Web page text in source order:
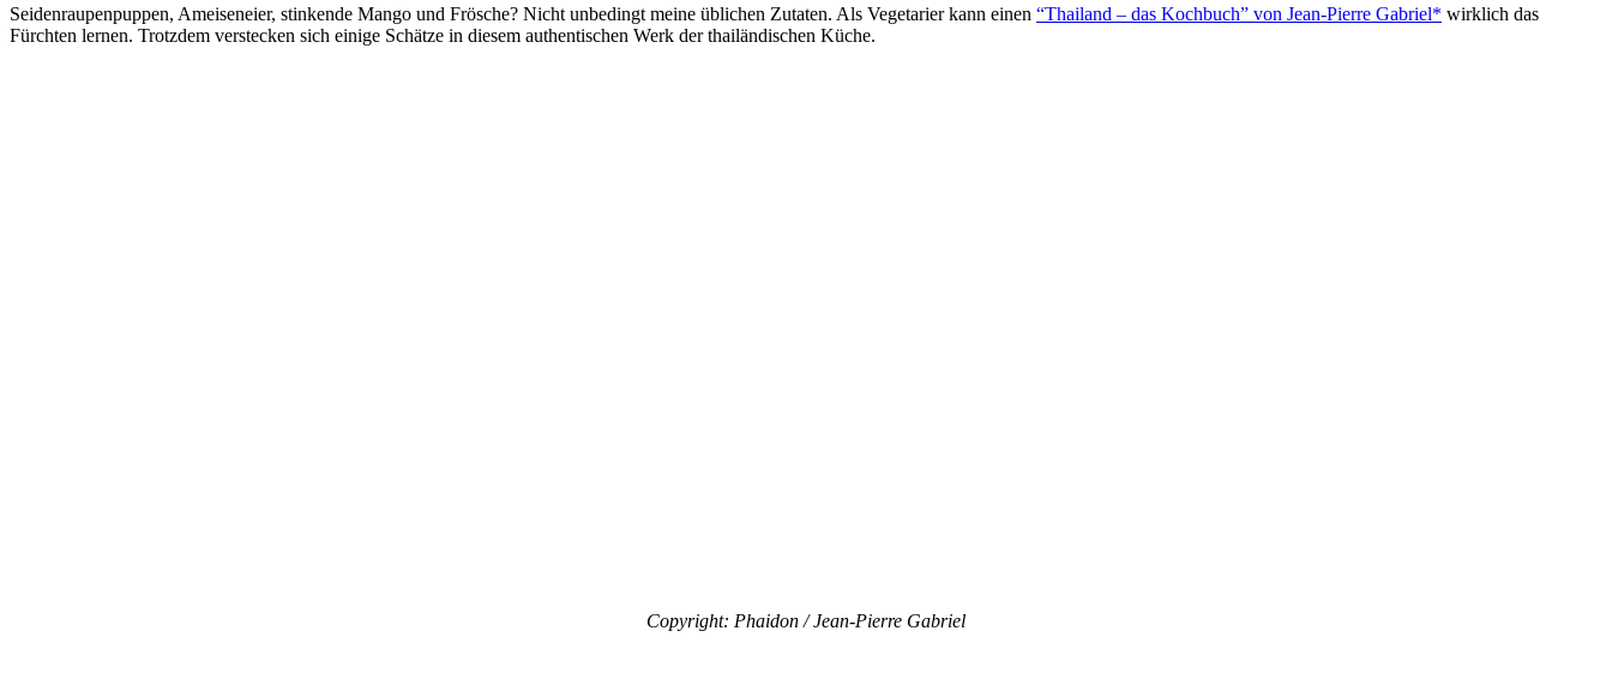
Seidenraupenpuppen, Ameiseneier, stinkende Mango und Frösche? Nicht unbedingt meine üblichen Zutaten. Als Vegetarier kann einen “Thailand – das Kochbuch” von Jean-Pierre Gabriel* wirklich das
Fürchten lernen. Trotzdem verstecken sich einige Schätze in diesem authentischen Werk der thailändischen Küche.
Copyright: Phaidon / Jean-Pierre Gabriel